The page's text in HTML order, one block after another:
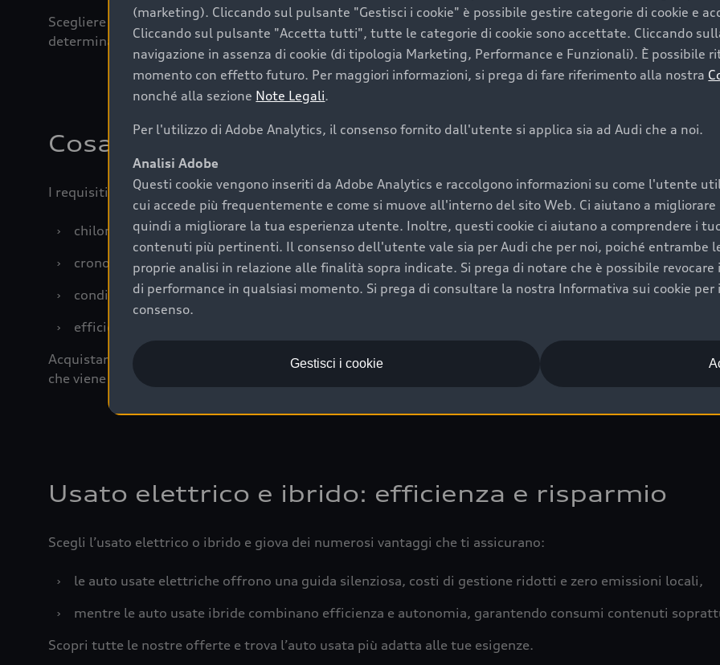
(marketing). Cliccando sul pulsante "Gestisci i cookie" è possibile gestire categorie di cookie e
Cliccando sul pulsante "Accetta tutti", tutte le categorie di cookie sono accettate. Cliccando
navigazione in assenza di cookie (di tipologia Marketing, Performance e Funzionali). È possibile
momento con effetto futuro. Per maggiori informazioni, si prega di fare riferimento alla nostra
nonché alla sezione Note Legali.
Per l'utilizzo di Adobe Analytics, il consenso fornito dall'utente si applica sia ad Audi che a noi.
Analisi Adobe
Questi cookie vengono inseriti da Adobe Analytics e raccolgono informazioni su come l'utente
cui accede più frequentemente e come si muove all'interno del sito Web. Ci aiutano a
quindi a migliorare la tua esperienza utente. Inoltre, questi cookie ci aiutano a comprendere i
contenuti più pertinenti. Il consenso dell'utente vale sia per Audi che per noi, poiché entrambe
proprie analisi in relazione alle finalità sopra indicate. Si prega di notare che è possibile
di performance in qualsiasi momento. Si prega di consultare la nostra Informativa sui cookie per
consenso.
Gestisci i cookie
Scegliere un’auto usata è una decisione che coniuga convenienza, affidabilità e sostenibilità. Per fare un
determinanti come la garanzia inclusa e l’affidabilità del marchio. Audi offre l’auto usata perfetta tramite
Cosa sapere prima di acquistare la tua prossima
I requisiti fondamentali da considerare prima di acquistare un’auto usata, oltre al prezzo e all'aspetto,
›
chilometraggio: un valore contenuto corrisponde a uno stato migliore del veicolo e a una maggiore
›
cronologia dei tagliandi: una documentazione completa della vettura certifica una manutenzione
›
condizioni della carrozzeria e degli interni: una buona conservazione evidenzia cura e attenzione del
›
efficienza meccanica: motore, trasmissione e componenti principali in ottimo stato garantiscono
Acquistare un’auto usata in una Concessionaria ufficiale Audi che offre l’usato garantito tramite Audi
che viene sottoposto a 110 controlli approfonditi e coperto da garanzia fino a 4 anni per una maggiore
Usato elettrico e ibrido: efficienza e risparmio
Scegli l’usato elettrico o ibrido e giova dei numerosi vantaggi che ti assicurano:
›
le auto usate elettriche offrono una guida silenziosa, costi di gestione ridotti e zero emissioni locali,
›
mentre le auto usate ibride combinano efficienza e autonomia, garantendo consumi contenuti
Scopri tutte le nostre offerte e trova l’auto usata più adatta alle tue esigenze.